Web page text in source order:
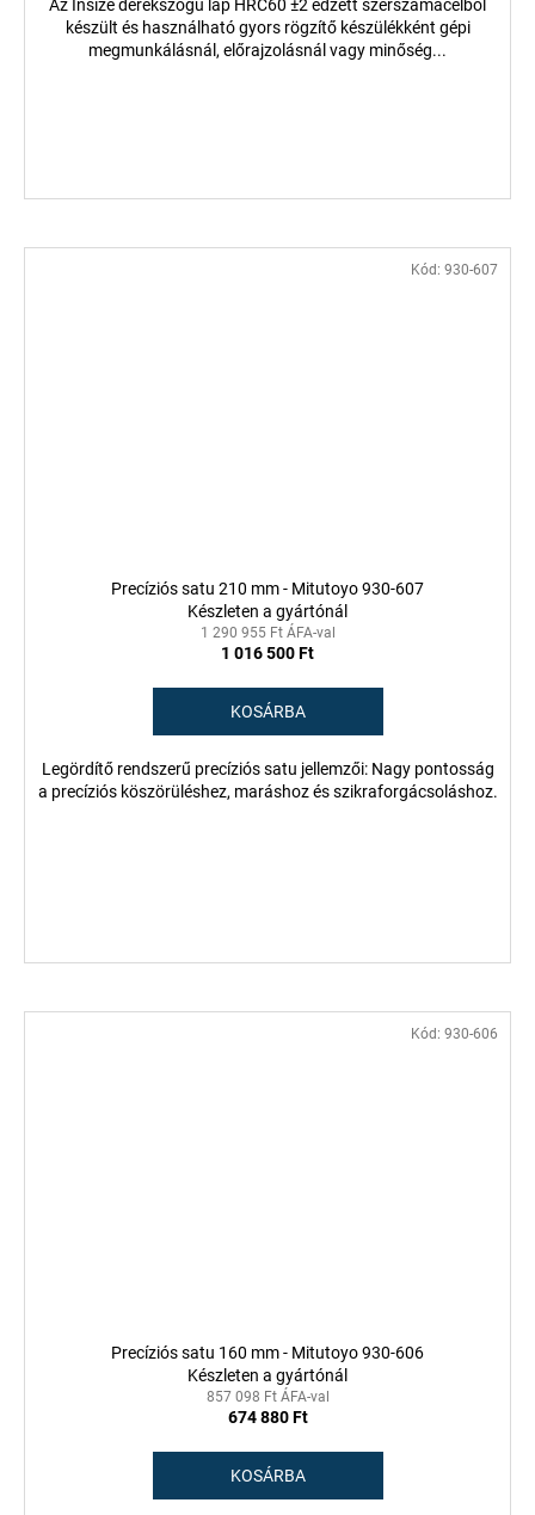
Az Insize derékszögű lap HRC60 ±2 edzett szerszámacélból
készült és használható gyors rögzítő készülékként gépi
megmunkálásnál, előrajzolásnál vagy minőség...
Precíziós satu 210 mm - Mitutoyo 930-607
Készleten a gyártónál
1 290 955 Ft ÁFA-val
1 016 500 Ft
KOSÁRBA
Legördítő rendszerű precíziós satu jellemzői: Nagy pontosság
a precíziós köszörüléshez, maráshoz és szikraforgácsoláshoz.
Kód: 930-607
Precíziós satu 160 mm - Mitutoyo 930-606
Készleten a gyártónál
857 098 Ft ÁFA-val
674 880 Ft
KOSÁRBA
Kód: 930-606